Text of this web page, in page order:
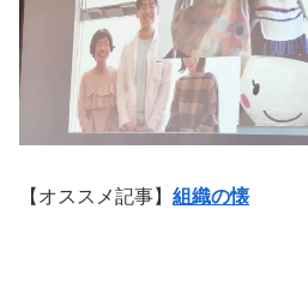
【オススメ記事】 組織の懐